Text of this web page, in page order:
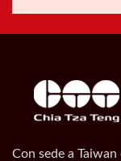
Con sede a